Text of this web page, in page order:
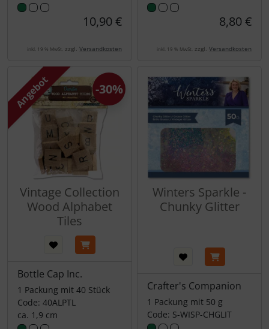
10,90 €
inkl. 19 % MwSt. zzgl. Versandkosten
8,80 €
inkl. 19 % MwSt. zzgl. Versandkosten
Angebot
Vintage Collection
Wood Alphabet
Tiles
Bottle Cap Inc.
1 Packung mit 40 Stück
Code: 40ALPTL
ca. 1,9 cm
-30%
Winters Sparkle -
Chunky Glitter
Crafter's Companion
1 Packung mit 50 g
Code: S-WISP-CHGLIT